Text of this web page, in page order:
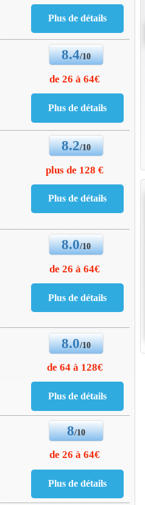
8.4/10
de 26 à 64€
8.2/10
plus de 128 €
8.0/10
de 26 à 64€
8.0/10
de 64 à 128€
8/10
de 26 à 64€